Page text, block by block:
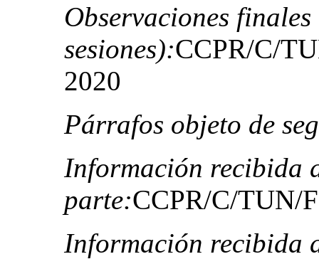
Observaciones
sesiones):CCPR/C/
2020
Párrafos objeto de
Información recibida
parte:CCPR/C/TUN/
Información recibida